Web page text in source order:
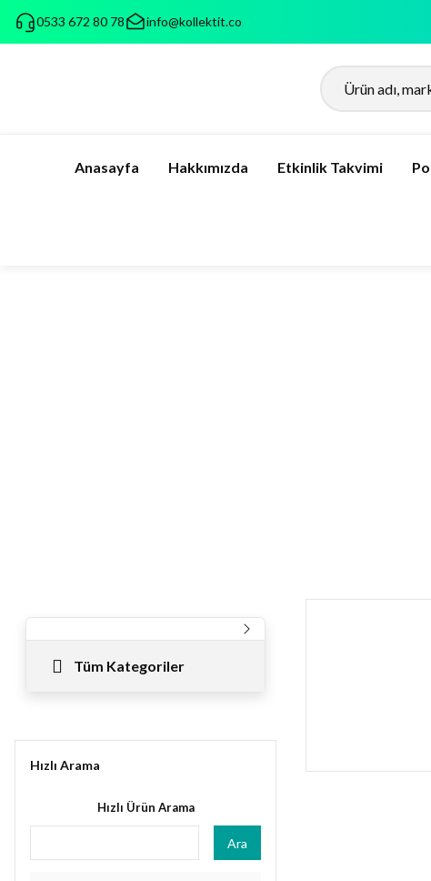
0533 672 80 78 info@kollektit.co
Anasayfa Hakkımızda Etkinlik Takvimi
Tüm Kategoriler
Hızlı Arama
Hızlı Ürün Arama
Ara